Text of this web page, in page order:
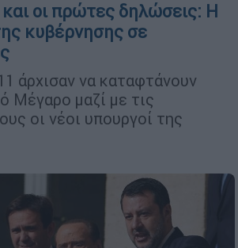
οι πρώτες δηλώσεις: Η
κυβέρνησης σε
άρχισαν να καταφτάνουν
Μέγαρο μαζί με τις
οι νέοι υπουργοί της